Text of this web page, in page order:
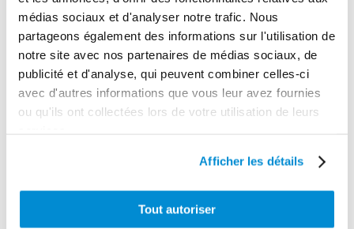
médias sociaux et d'analyser notre trafic. Nous
partageons également des informations sur l'utilisation de
notre site avec nos partenaires de médias sociaux, de
publicité et d'analyse, qui peuvent combiner celles-ci
avec d'autres informations que vous leur avez fournies
ou qu'ils ont collectées lors de votre utilisation de leurs
Afficher les détails
Tout autoriser
12.1500
Garantie
2 ans
CES PRODUITS PEUVENT VOUS